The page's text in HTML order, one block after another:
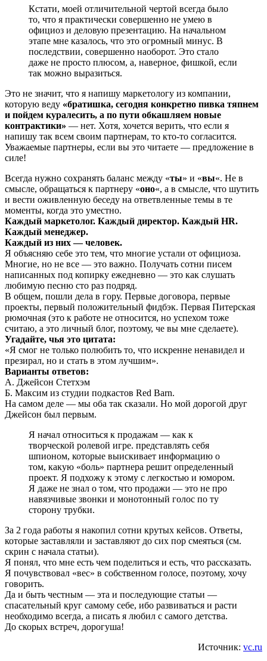
Кстати, моей отличительной чертой всегда было
то, что я практически совершенно не умею в
официоз и деловую презентацию. На начальном
этапе мне казалось, что это огромный минус. В
последствии, совершенно наоборот. Это стало
даже не просто плюсом, а, наверное, фишкой, если
так можно выразиться.
Это не значит, что я напишу маркетологу из компании,
которую веду «братишка, сегодня конкретно пивка тяпнем
и пойдем куралесить, а по пути обкашляем новые
контрактики» — нет. Хотя, хочется верить, что если я
напишу так всем своим партнерам, то кто-то согласится.
Уважаемые партнеры, если вы это читаете — предложение в
силе!
Всегда нужно сохранять баланс между «ты» и «вы«. Не в
смысле, обращаться к партнеру «оно«, а в смысле, что шутить
и вести оживленную беседу на ответвленные темы в те
моменты, когда это уместно.
Каждый маркетолог. Каждый директор. Каждый HR.
Каждый менеджер.
Каждый из них — человек.
Я объясняю себе это тем, что многие устали от официоза.
Многие, но не все — это важно. Получать сотни писем
написанных под копирку ежедневно — это как слушать
любимую песню сто раз подряд.
В общем, пошли дела в гору. Первые договора, первые
проекты, первый положительный фидбэк. Первая Питерская
рюмочная (это к работе не относится, но успехом тоже
считаю, а это личный блог, поэтому, че вы мне сделаете).
Угадайте, чья это цитата:
«Я смог не только полюбить то, что искренне ненавидел и
презирал, но и стать в этом лучшим».
Варианты ответов:
А. Джейсон Стетхэм
Б. Максим из студии подкастов Red Barn.
На самом деле — мы оба так сказали. Но мой дорогой друг
Джейсон был первым.
Я начал относиться к продажам — как к
творческой ролевой игре. представлять себя
шпионом, которые выискивает информацию о
том, какую «боль» партнера решит определенный
проект. Я подхожу к этому с легкостью и юмором.
Я даже не знал о том, что продажи — это не про
навязчивые звонки и монотонный голос по ту
сторону трубки.
За 2 года работы я накопил сотни крутых кейсов. Ответы,
которые заставляли и заставляют до сих пор смеяться (см.
скрин с начала статьи).
Я понял, что мне есть чем поделиться и есть, что рассказать.
Я почувствовал «вес» в собственном голосе, поэтому, хочу
говорить.
Да и быть честным — эта и последующие статьи —
спасательный круг самому себе, ибо развиваться и расти
необходимо всегда, а писать я любил с самого детства.
До скорых встреч, дорогуша!
Источник: vc.ru